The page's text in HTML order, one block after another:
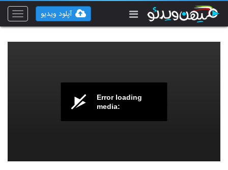
Toggle
آپلود ویدیو
Error loading
media: